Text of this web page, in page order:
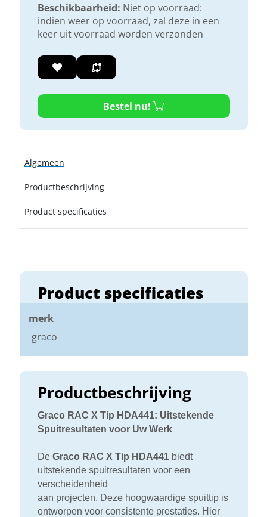
Productbeschrijving
Graco RAC X Tip HDA441: Uitstekende
Spuitresultaten voor Uw Werk
De Graco RAC X Tip HDA441 biedt
uitstekende spuitresultaten voor een
verscheidenheid
aan projecten. Deze hoogwaardige spuittip is
ontworpen voor consistente prestaties. Hier
Product specificaties
merk
graco
Beschikbaarheid: Niet op voorraad:
indien weer op voorraad, zal deze in een
keer uit voorraad worden verzonden
Bestel nu!
Algemeen
Productbeschrijving
Product specificaties